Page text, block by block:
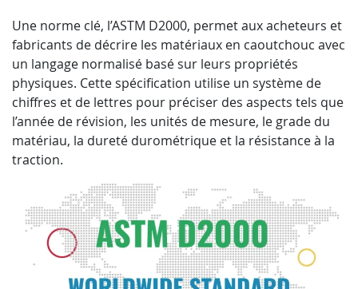
Une norme clé, l’ASTM D2000, permet aux acheteurs et
fabricants de décrire les matériaux en caoutchouc avec
un langage normalisé basé sur leurs propriétés
physiques. Cette spécification utilise un système de
chiffres et de lettres pour préciser des aspects tels que
l’année de révision, les unités de mesure, le grade du
matériau, la dureté durométrique et la résistance à la
traction.